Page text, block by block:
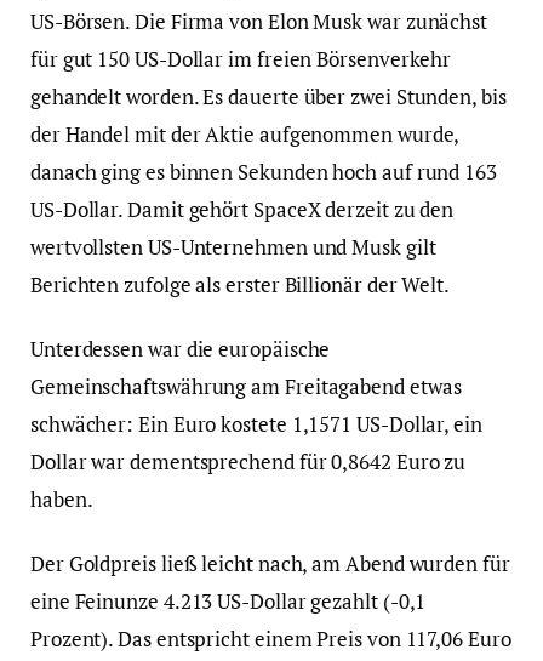
US-Börsen. Die Firma von Elon Musk war zunächst
für gut 150 US-Dollar im freien Börsenverkehr
gehandelt worden. Es dauerte über zwei Stunden, bis
der Handel mit der Aktie aufgenommen wurde,
danach ging es binnen Sekunden hoch auf rund 163
US-Dollar. Damit gehört SpaceX derzeit zu den
wertvollsten US-Unternehmen und Musk gilt
Berichten zufolge als erster Billionär der Welt.
Unterdessen war die europäische
Gemeinschaftswährung am Freitagabend etwas
schwächer: Ein Euro kostete 1,1571 US-Dollar, ein
Dollar war dementsprechend für 0,8642 Euro zu
haben.
Der Goldpreis ließ leicht nach, am Abend wurden für
eine Feinunze 4.213 US-Dollar gezahlt (-0,1
Prozent). Das entspricht einem Preis von 117,06 Euro